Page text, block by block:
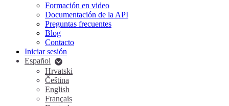
Formación en video
Documentación de la API
Preguntas frecuentes
Blog
Contacto
Iniciar sesión
Español
Hrvatski
Čeština
English
Français